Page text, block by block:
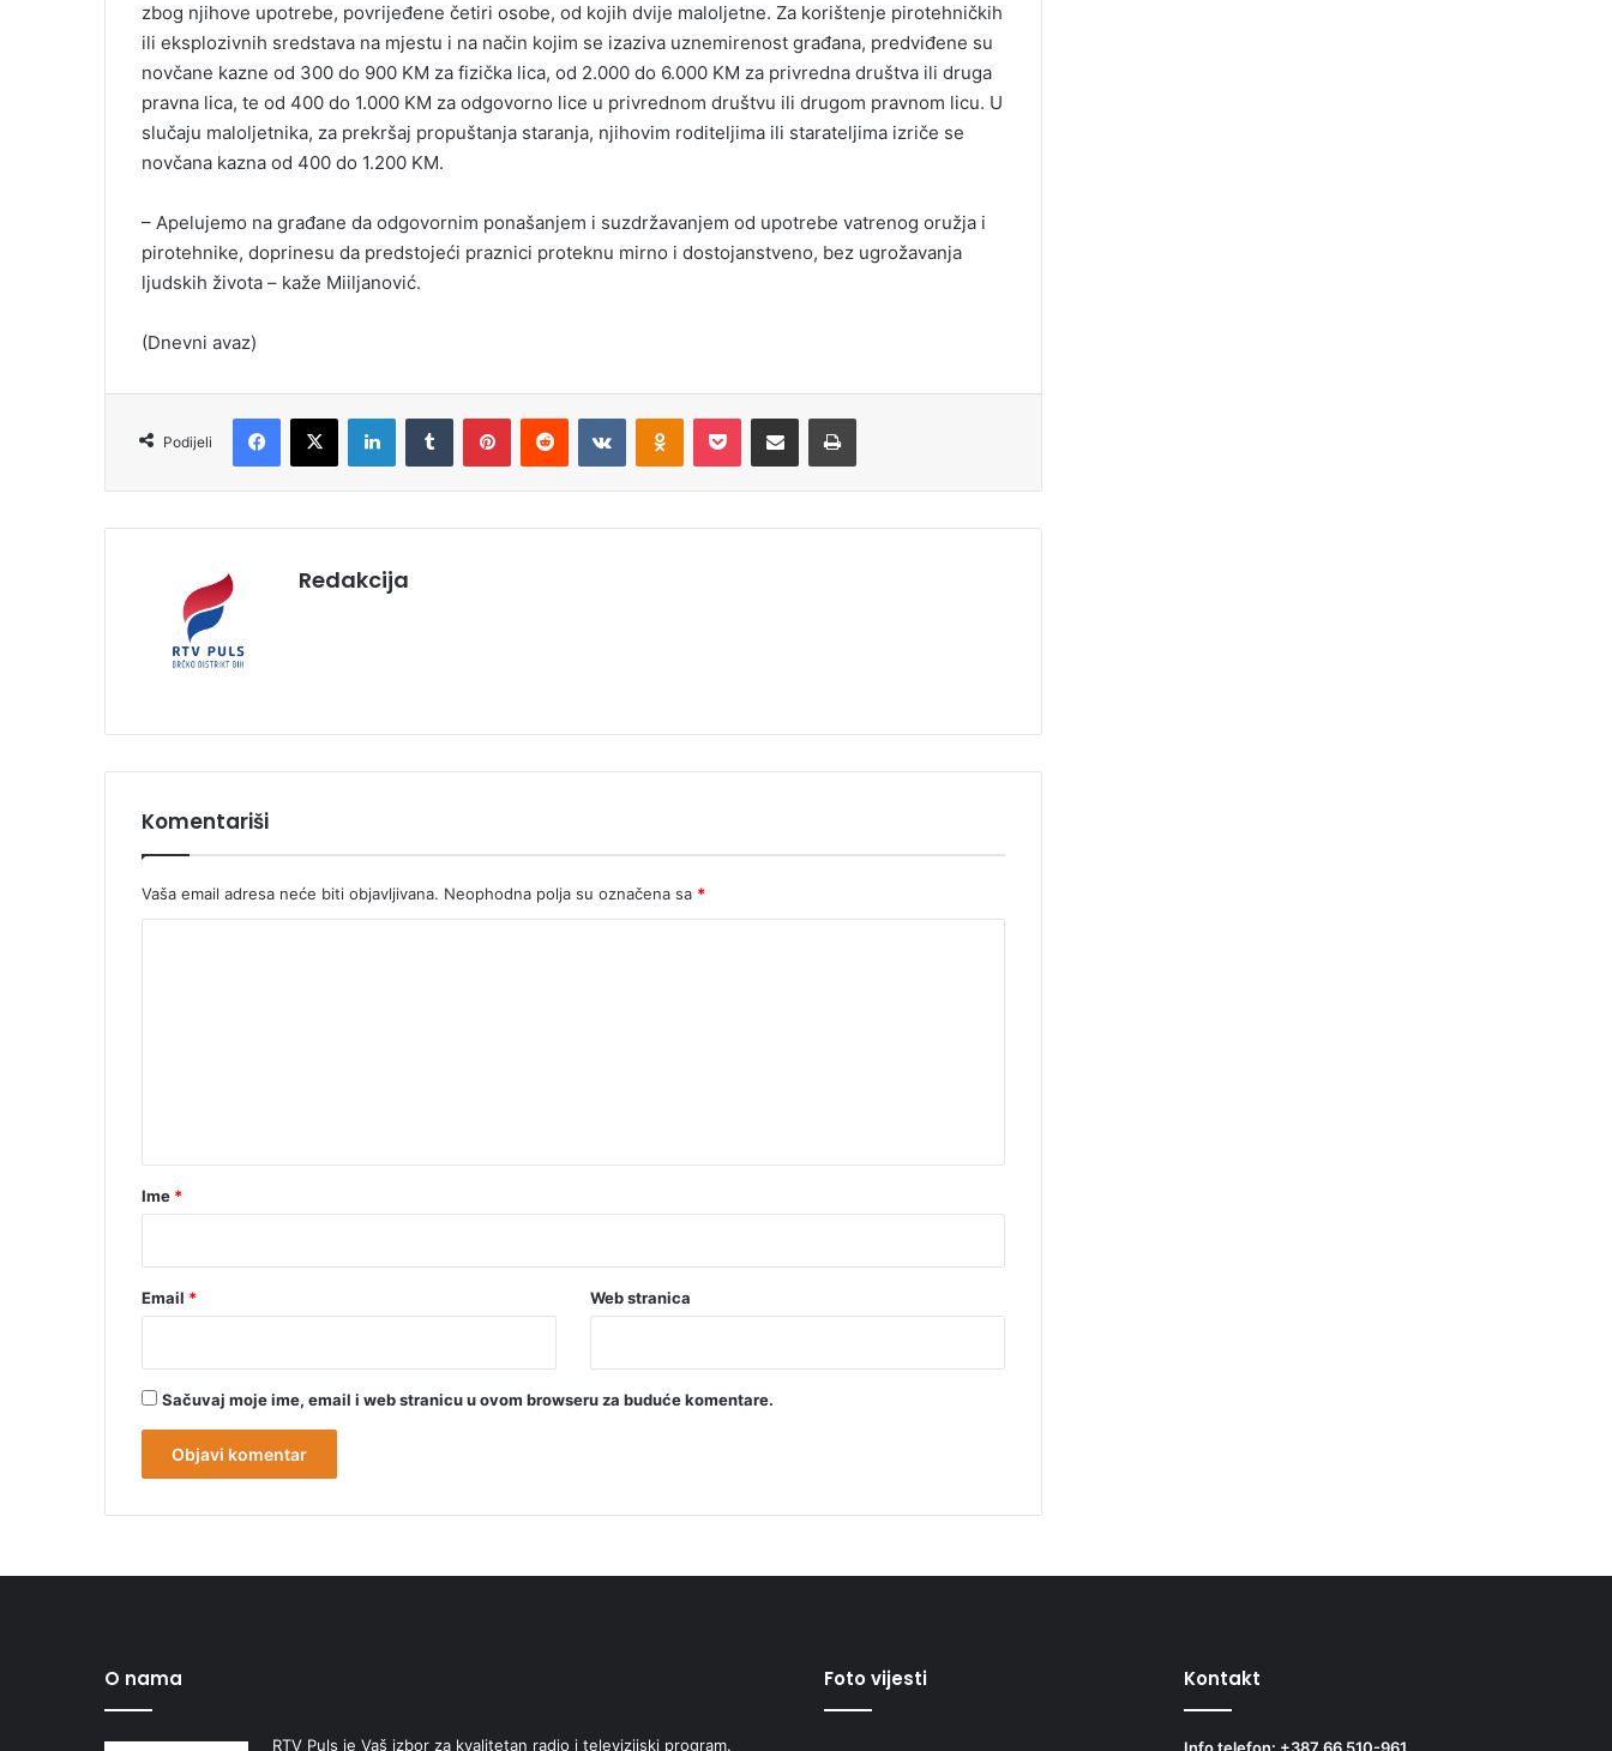
zbog njihove upotrebe, povrijeđene četiri osobe, od kojih dvije maloljetne. Za korištenje pirotehničkih
ili eksplozivnih sredstava na mjestu i na način kojim se izaziva uznemirenost građana, predviđene su
novčane kazne od 300 do 900 KM za fizička lica, od 2.000 do 6.000 KM za privredna društva ili druga
pravna lica, te od 400 do 1.000 KM za odgovorno lice u privrednom društvu ili drugom pravnom licu. U
slučaju maloljetnika, za prekršaj propuštanja staranja, njihovim roditeljima ili starateljima izriče se
novčana kazna od 400 do 1.200 KM.
– Apelujemo na građane da odgovornim ponašanjem i suzdržavanjem od upotrebe vatrenog oružja i
pirotehnike, doprinesu da predstojeći praznici proteknu mirno i dostojanstveno, bez ugrožavanja
ljudskih života – kaže Miiljanović.
(Dnevni avaz)
Podijeli
Redakcija
Komentariši
Vaša email adresa neće biti objavljivana. Neophodna polja su označena sa *
r
Ime *
Email * Web stranica
Sačuvaj moje ime, email i web stranicu u ovom browseru za buduće komentare.
O nama
RTV Puls je Vaš izbor za kvalitetan radio i televizijski program.
Foto vijesti Kontakt